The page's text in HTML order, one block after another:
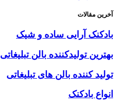
آخرین مقالات
بادکنک آرایی ساده و شیک
بهترین تولیدکننده بالن تبلیغاتی
تولید کننده بالن های تبلیغاتی
انواع بادکنک